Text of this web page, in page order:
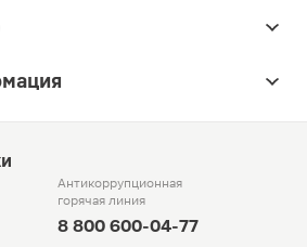
Антикоррупционная
горячая линия
8 800 600-04-77